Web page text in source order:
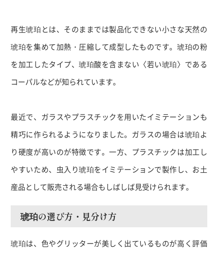
再生琥珀とは、そのままでは製品化できない小さな天然の
琥珀を集めて加熱・圧縮して成型したものです。琥珀の粉
を加工したタイプ、琥珀酸を含まない〈若い琥珀〉である
コーパルなどが知られています。
最近で、ガラスやプラスチックを用いたイミテーションも
精巧に作られるようになりました。ガラスの場合は琥珀よ
り硬度が高いのが特徴です。一方、プラスチックは加工し
やすいため、虫入り琥珀をイミテーションで製作し、お土
産品として販売される場合もしばしば見受けられます。
琥珀の選び方・見分け方
琥珀は、色やグリッターが美しく出ているものが高く評価